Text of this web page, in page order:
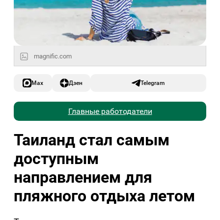
magnific.com
Max Дзен Telegram
Главные работодатели
Таиланд стал самым
доступным
направлением для
пляжного отдыха летом